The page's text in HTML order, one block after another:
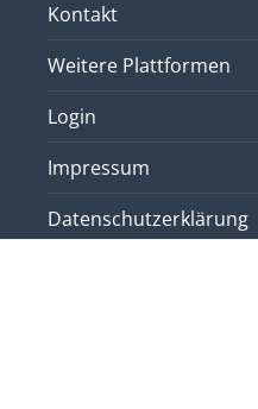
Kontakt
Weitere Plattformen
Login
Impressum
Datenschutzerklärung